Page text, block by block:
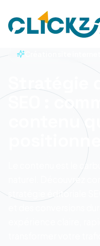
Stratégie
SEO :
contenu
positionne
Le contenu est le
naturel. Découvrez
stratégie éditoriale
expérience claire,
transformer votre